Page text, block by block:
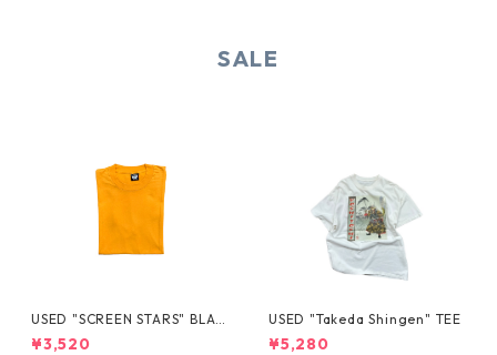
SALE
USED "SCREEN STARS" BLAN
K TEE
¥3,520
USED "Takeda Shingen" TEE
¥5,280